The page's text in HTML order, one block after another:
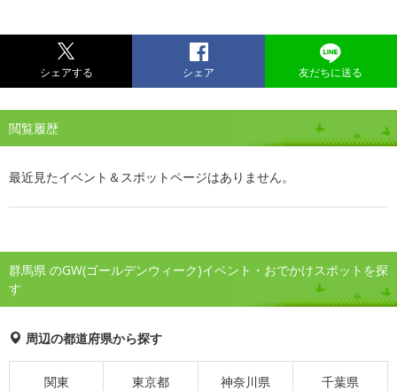
シェアする シェア 友だちに送る
閲覧履歴
最近見たイベント＆スポットページはありません。
群馬県 のGW(ゴールデンウィーク)イベント・おでかけスポットを探
す
周辺の都道府県から探す
関東 東京都 神奈川県 千葉県